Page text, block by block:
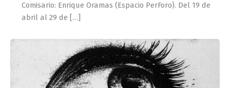
Comisario: Enrique Oramas (Espacio PerForo). Del 19 de
abril al 29 de […]